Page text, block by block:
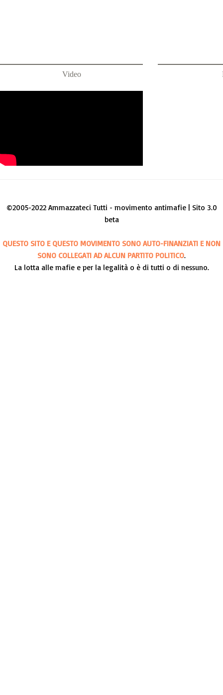
Video
©2005-2022 Ammazzateci Tutti - movimento antimafie | Sito 3.0
beta
QUESTO SITO E QUESTO MOVIMENTO SONO AUTO-FINANZIATI E NON
SONO COLLEGATI AD ALCUN PARTITO POLITICO.
La lotta alle mafie e per la legalità o è di tutti o di nessuno.